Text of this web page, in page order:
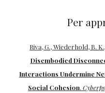
Per
Riva, G., Wiederhold, B.
Disembodied
Interactions Undermine
Social Cohesion.